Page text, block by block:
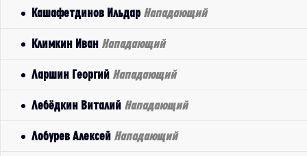
Кашафетдинов Ильдар Нападающий
Климкин Иван Нападающий
Ларшин Георгий Нападающий
Лебёдкин Виталий Нападающий
Лобурев Алексей Нападающий